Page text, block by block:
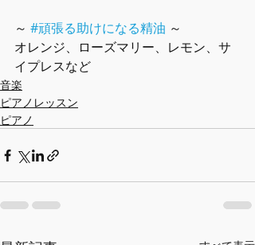
～ #頑張る助けになる精油 ～
オレンジ、ローズマリー、レモン、サ
イプレスなど
音楽
ピアノレッスン
ピアノ